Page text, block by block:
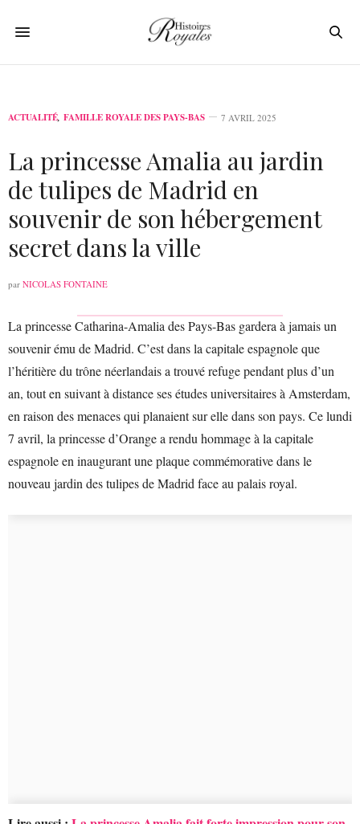
ACTUALITÉ, FAMILLE ROYALE DES PAYS-BAS 7 AVRIL 2025
La princesse Amalia au jardin
de tulipes de Madrid en
souvenir de son hébergement
secret dans la ville
par NICOLAS FONTAINE
La princesse Catharina-Amalia des Pays-Bas gardera à jamais un
souvenir ému de Madrid. C’est dans la capitale espagnole que
l’héritière du trône néerlandais a trouvé refuge pendant plus d’un
an, tout en suivant à distance ses études universitaires à Amsterdam,
en raison des menaces qui planaient sur elle dans son pays. Ce lundi
7 avril, la princesse d’Orange a rendu hommage à la capitale
espagnole en inaugurant une plaque commémorative dans le
nouveau jardin des tulipes de Madrid face au palais royal.